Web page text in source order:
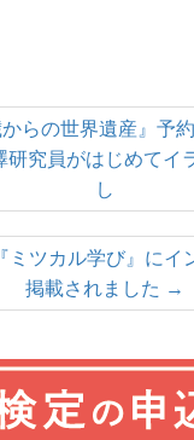
らの世界遺産』予
研究員がはじめてイ
し
ミツカル学び』にイ
掲載されました →